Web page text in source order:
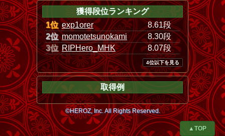
獲得段位ランキング
1位 exp1orer
8.61段
2位 momotetsunokami
8.30段
3位 RIPHero_MHK 8.07段
4位以下を見る
取得例
©HEROZ, Inc. All Rights Reserved.
▲TOP